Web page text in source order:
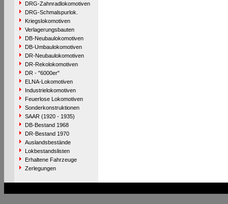
DRG-Zahnradlokomotiven
DRG-Schmalspurlok.
Kriegslokomotiven
Verlagerungsbauten
DB-Neubaulokomotiven
DB-Umbaulokomotiven
DR-Neubaulokomotiven
DR-Rekolokomotiven
DR - "6000er"
ELNA-Lokomotiven
Industrielokomotiven
Feuerlose Lokomotiven
Sonderkonstruktionen
SAAR (1920 - 1935)
DB-Bestand 1968
DR-Bestand 1970
Auslandsbestände
Lokbestandslisten
Erhaltene Fahrzeuge
Zerlegungen